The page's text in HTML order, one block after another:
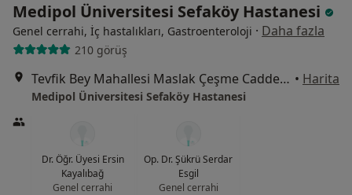
Medipol Üniversitesi Sefaköy Hastanesi
Genel cerrahi, İç hastalıkları, Gastroenteroloji · Daha fazla
210 görüş
Tevfik Bey Mahallesi Maslak Çeşme Caddesi No:30, Küçükçekmece • Harita
Medipol Üniversitesi Sefaköy Hastanesi
Dr. Öğr. Üyesi Ersin
Kayalıbağ
Genel cerrahi
Op. Dr. Şükrü Serdar
Esgil
Genel cerrahi